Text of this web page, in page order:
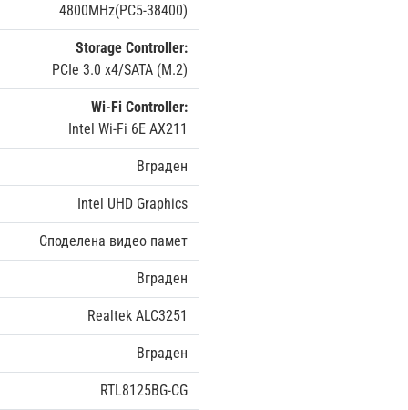
4800MHz(PC5-38400)
Storage Controller:
PCIe 3.0 x4/SATA (M.2)
Wi-Fi Controller:
Intel Wi-Fi 6E AX211
Вграден
Intel UHD Graphics
Споделена видео памет
Вграден
Realtek ALC3251
Вграден
RTL8125BG-CG